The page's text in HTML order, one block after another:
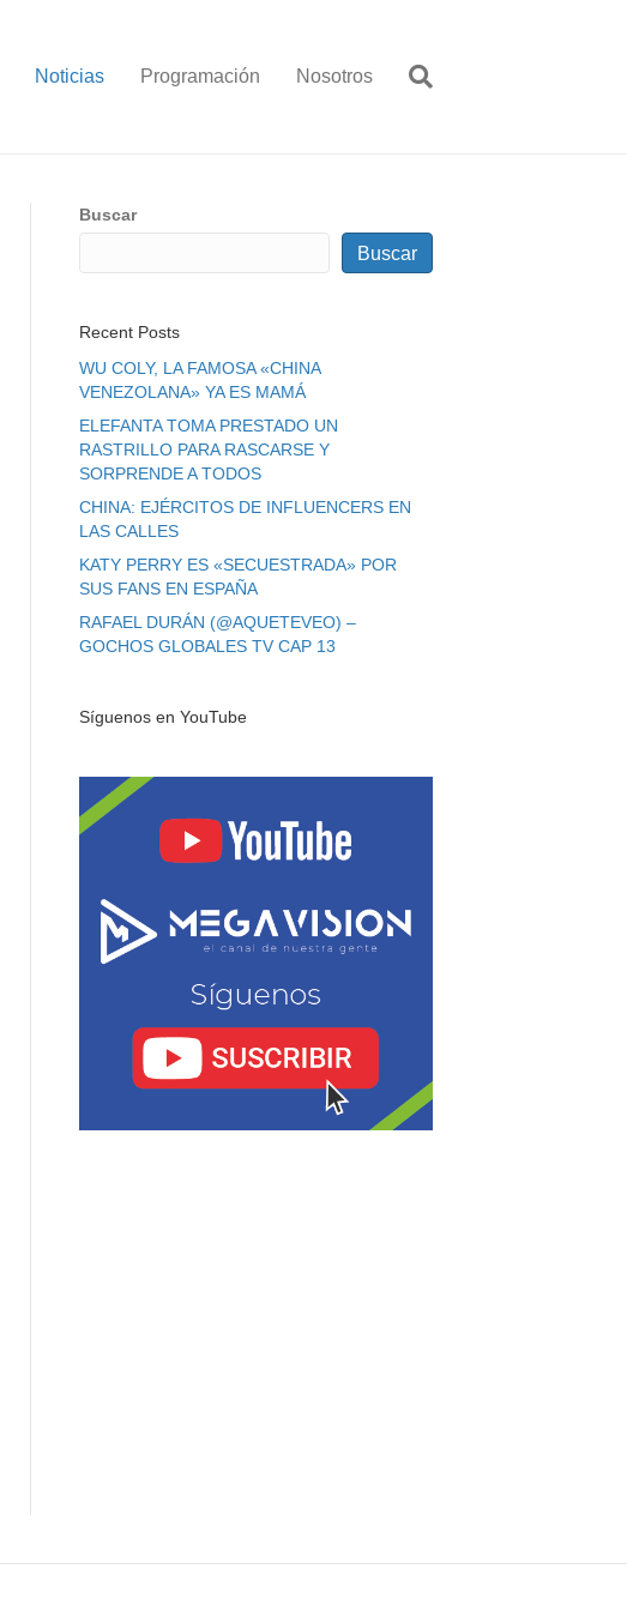
Noticias Programación Nosotros
Buscar
Buscar
Recent Posts
WU COLY, LA FAMOSA «CHINA
VENEZOLANA» YA ES MAMÁ
ELEFANTA TOMA PRESTADO UN
RASTRILLO PARA RASCARSE Y
SORPRENDE A TODOS
CHINA: EJÉRCITOS DE INFLUENCERS EN
LAS CALLES
KATY PERRY ES «SECUESTRADA» POR
SUS FANS EN ESPAÑA
RAFAEL DURÁN (@AQUETEVEO) –
GOCHOS GLOBALES TV CAP 13
Síguenos en YouTube